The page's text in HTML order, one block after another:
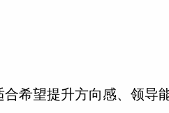
合希望提升方向感、领导